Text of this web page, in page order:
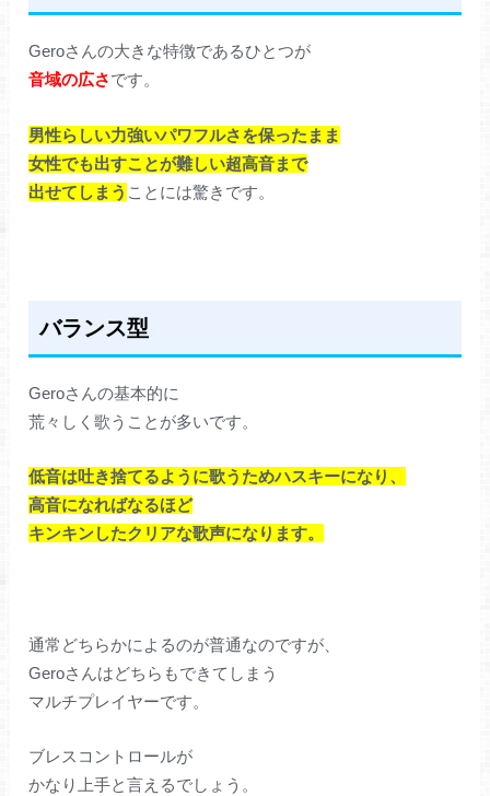
Geroさんの大きな特徴であるひとつが
音域の広さです。
男性らしい力強いパワフルさを保ったまま
女性でも出すことが難しい超高音まで
出せてしまう ことには驚きです。
バランス型
Geroさんの基本的に
荒々しく歌うことが多いです。
低音は吐き捨てるように歌うためハスキーになり、
高音になればなるほど
キンキンしたクリアな歌声になります。
通常どちらかによるのが普通なのですが、
Geroさんはどちらもできてしまう
マルチプレイヤーです。
ブレスコントロールが
かなり上手と言えるでしょう。